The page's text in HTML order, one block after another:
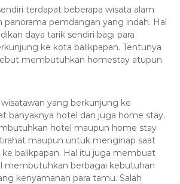
terdapat beberapa wisata alam
pemdangan yang indah. Hal
daya tarik sendiri bagi para
ke kota balikpapan. Tentunya
membutuhkan homestay atupun
yang berkunjung ke
banyaknya hotel dan juga home stay.
hotel maupun home stay
maupun untuk menginap saat
balikpapan. Hal itu juga membuat
membutuhkan berbagai kebutuhan
kenyamanan para tamu. Salah